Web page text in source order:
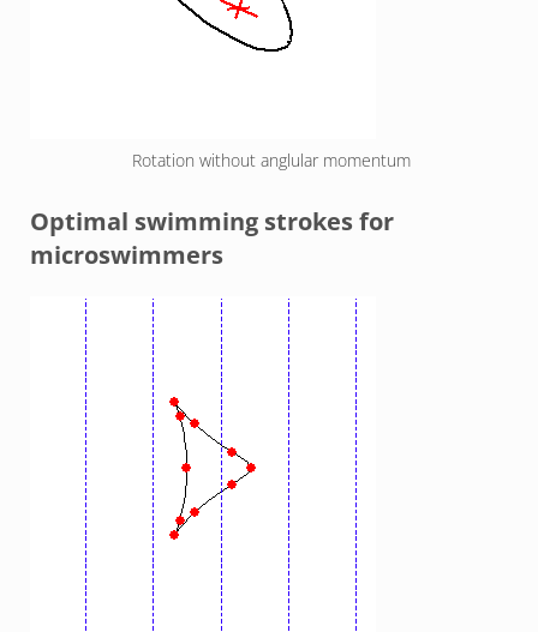
Rotation without anglular momentum
Optimal swimming strokes for
microswimmers